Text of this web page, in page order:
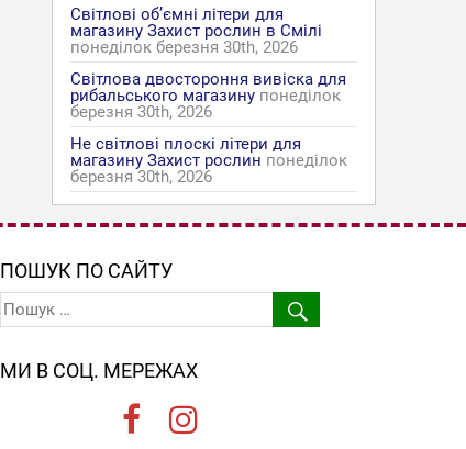
Світлові об’ємні літери для
магазину Захист рослин в Смілі
понеділок березня 30th, 2026
Світлова двостороння вивіска для
рибальського магазину понеділок
березня 30th, 2026
Не світлові плоскі літери для
магазину Захист рослин понеділок
березня 30th, 2026
ПОШУК ПО САЙТУ
МИ В СОЦ. МЕРЕЖАХ